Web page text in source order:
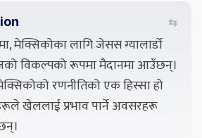
⇆
मेक्सिकोका लागि जेसस ग्यालार्डो
विकल्पको रूपमा मैदानमा आउँछन्।
रणनीतिको एक हिस्सा हो
खेललाई प्रभाव पार्ने अवसरहरू